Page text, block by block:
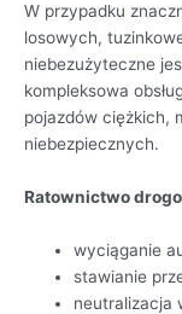
W przypadku
losowych,
niebezużyteczne
kompleksowa
pojazdów ciężkich,
niebezpiecznych.
Ratownictwo
wyciąganie
stawianie
neutralizacja